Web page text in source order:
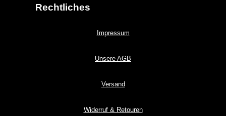
Rechtliches
Impressum
Unsere AGB
Versand
Widerruf & Retouren